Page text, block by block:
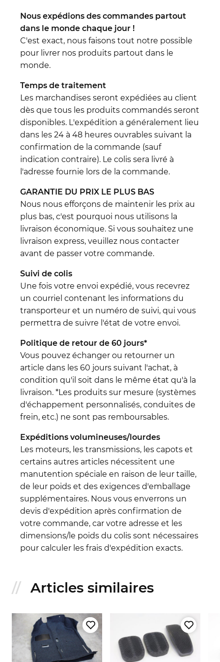
Nous expédions des commandes partout
dans le monde chaque jour !
C'est exact, nous faisons tout notre possible
pour livrer nos produits partout dans le
monde.
Temps de traitement
Les marchandises seront expédiées au client
dès que tous les produits commandés seront
disponibles. L'expédition a généralement lieu
dans les 24 à 48 heures ouvrables suivant la
confirmation de la commande (sauf
indication contraire). Le colis sera livré à
l'adresse fournie lors de la commande.
GARANTIE DU PRIX LE PLUS BAS
Nous nous efforçons de maintenir les prix au
plus bas, c'est pourquoi nous utilisons la
livraison économique. Si vous souhaitez une
livraison express, veuillez nous contacter
avant de passer votre commande.
Suivi de colis
Une fois votre envoi expédié, vous recevrez
un courriel contenant les informations du
transporteur et un numéro de suivi, qui vous
permettra de suivre l'état de votre envoi.
Politique de retour de 60 jours*
Vous pouvez échanger ou retourner un
article dans les 60 jours suivant l'achat, à
condition qu'il soit dans le même état qu'à la
livraison. *Les produits sur mesure (systèmes
d'échappement personnalisés, conduites de
frein, etc.) ne sont pas remboursables.
Expéditions volumineuses/lourdes
Les moteurs, les transmissions, les capots et
certains autres articles nécessitent une
manutention spéciale en raison de leur taille,
de leur poids et des exigences d'emballage
supplémentaires. Nous vous enverrons un
devis d'expédition après confirmation de
votre commande, car votre adresse et les
dimensions/le poids du colis sont nécessaires
pour calculer les frais d'expédition exacts.
Articles similaires